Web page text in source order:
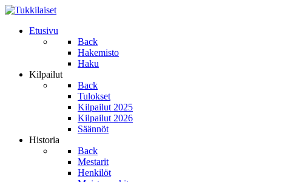
Etusivu
Back
Hakemisto
Haku
Kilpailut
Back
Tulokset
Kilpailut 2025
Kilpailut 2026
Säännöt
Historia
Back
Mestarit
Henkilöt